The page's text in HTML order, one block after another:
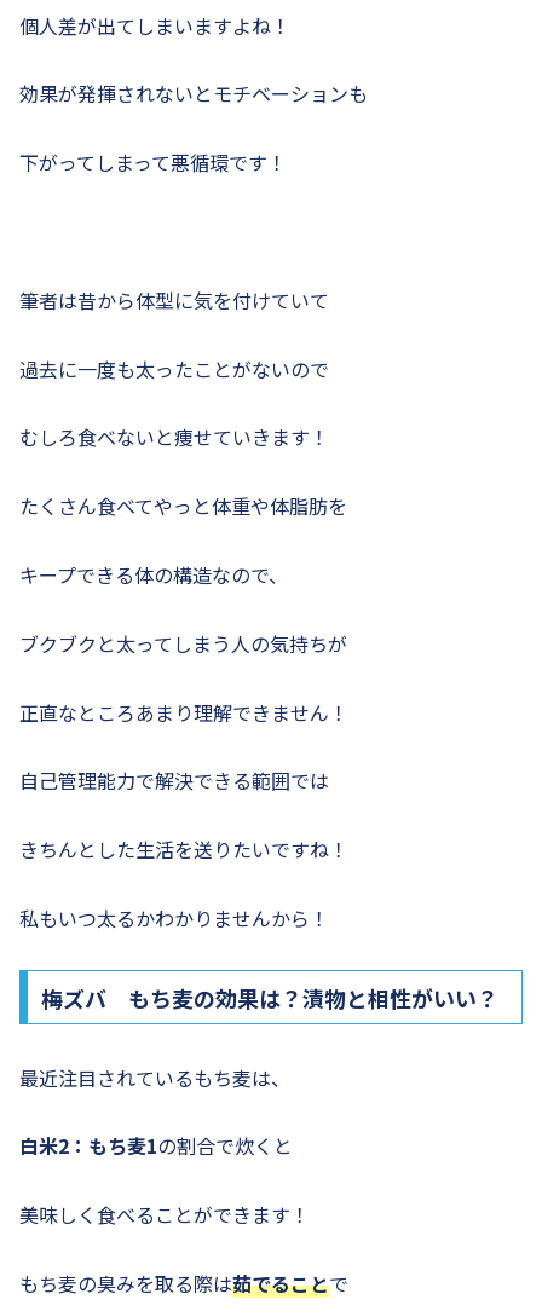
個人差が出てしまいますよね！
効果が発揮されないとモチベーションも
下がってしまって悪循環です！
筆者は昔から体型に気を付けていて
過去に一度も太ったことがないので
むしろ食べないと痩せていきます！
たくさん食べてやっと体重や体脂肪を
キープできる体の構造なので、
ブクブクと太ってしまう人の気持ちが
正直なところあまり理解できません！
自己管理能力で解決できる範囲では
きちんとした生活を送りたいですね！
私もいつ太るかわかりませんから！
梅ズバ もち麦の効果は？漬物と相性がいい？
最近注目されているもち麦は、
白米2：もち麦1の割合で炊くと
美味しく食べることができます！
もち麦の臭みを取る際は茹でることで